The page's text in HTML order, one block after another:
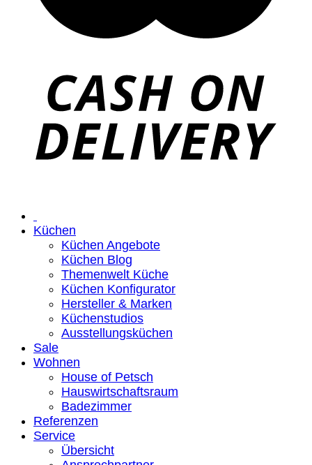
Küchen
Küchen Angebote
Küchen Blog
Themenwelt Küche
Küchen Konfigurator
Hersteller & Marken
Küchenstudios
Ausstellungsküchen
Sale
Wohnen
House of Petsch
Hauswirtschaftsraum
Badezimmer
Referenzen
Service
Übersicht